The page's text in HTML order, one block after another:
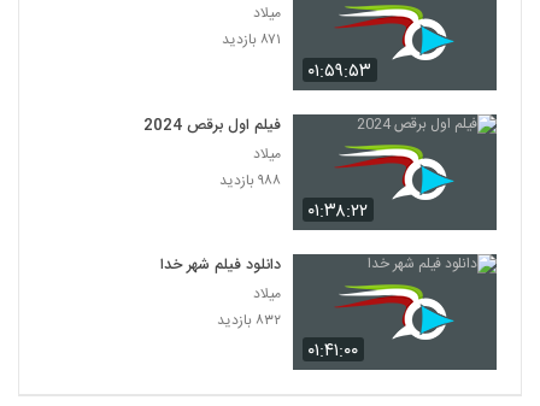
۰۱:۵۹:۵۳
میلاد
۸۷۱ بازدید
۰۱:۳۸:۲۲
فیلم اول برقص 2024
میلاد
۹۸۸ بازدید
۰۱:۴۱:۰۰
دانلود فیلم شهر خدا
میلاد
۸۳۲ بازدید